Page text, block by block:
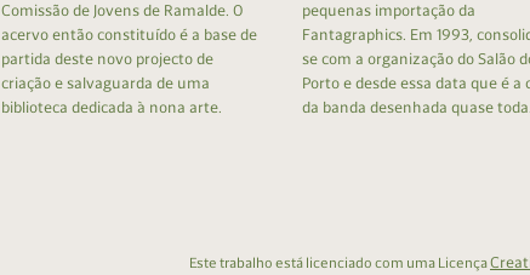
Comissão de Jovens de Ramalde. O
acervo então constituído é a base de
partida deste novo projecto de
criação e salvaguarda de uma
biblioteca dedicada à nona arte.
pequenas importação da
Fantagraphics. Em 1993,
se com a organização do Salão
Porto e desde essa data que é a
da banda desenhada quase toda.
Este trabalho está licenciado com uma Licença